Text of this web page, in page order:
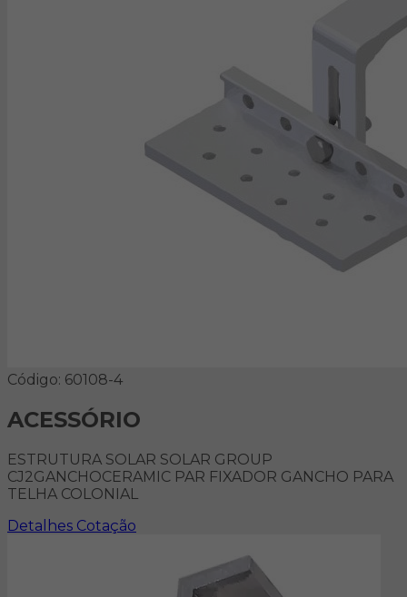
Código: 60108-4
ACESSÓRIO
ESTRUTURA SOLAR SOLAR GROUP
CJ2GANCHOCERAMIC PAR FIXADOR GANCHO PARA
TELHA COLONIAL
Detalhes Cotação